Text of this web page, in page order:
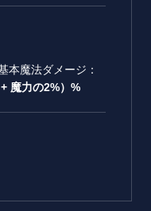
本魔法ダメージ：
魔力の2%） %